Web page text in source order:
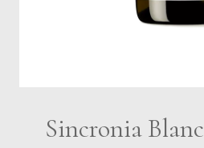
Sincronia Blanc